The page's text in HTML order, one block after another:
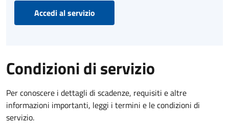
Accedi al servizio
Condizioni di servizio
Per conoscere i dettagli di scadenze, requisiti e altre
informazioni importanti, leggi i termini e le condizioni di
servizio.